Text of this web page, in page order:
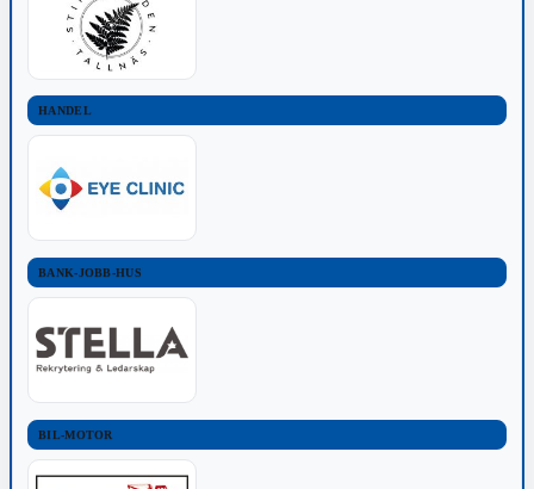
HANDEL
BANK-JOBB-HUS
BIL-MOTOR